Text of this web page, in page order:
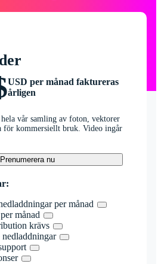
USD per månad faktureras
årligen
vår samling av foton, vektorer
för kommersiellt bruk. Video ingår
Prenumerera nu
per månad
månad
krävs
nedladdningar